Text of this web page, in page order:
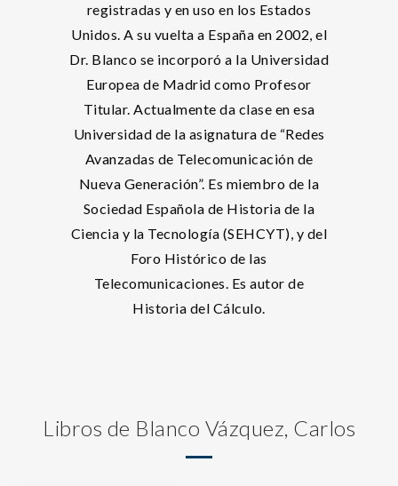
registradas y en uso en los Estados
Unidos. A su vuelta a España en 2002, el
Dr. Blanco se incorporó a la Universidad
Europea de Madrid como Profesor
Titular. Actualmente da clase en esa
Universidad de la asignatura de “Redes
Avanzadas de Telecomunicación de
Nueva Generación”. Es miembro de la
Sociedad Española de Historia de la
Ciencia y la Tecnología (SEHCYT), y del
Foro Histórico de las
Telecomunicaciones. Es autor de
Historia del Cálculo.
Libros de Blanco Vázquez, Carlos